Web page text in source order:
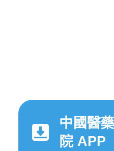
中國醫
院 APP